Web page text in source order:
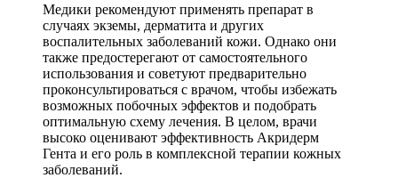
Медики рекомендуют применять препарат в
случаях экземы, дерматита и других
воспалительных заболеваний кожи. Однако они
также предостерегают от самостоятельного
использования и советуют предварительно
проконсультироваться с врачом, чтобы избежать
возможных побочных эффектов и подобрать
оптимальную схему лечения. В целом, врачи
высоко оценивают эффективность Акридерм
Гента и его роль в комплексной терапии кожных
заболеваний.